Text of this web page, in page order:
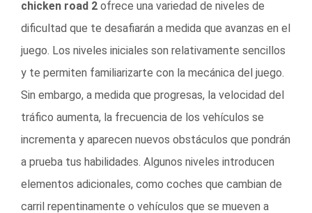
chicken road 2 ofrece una variedad de niveles de
dificultad que te desafiarán a medida que avanzas en el
juego. Los niveles iniciales son relativamente sencillos
y te permiten familiarizarte con la mecánica del juego.
Sin embargo, a medida que progresas, la velocidad del
tráfico aumenta, la frecuencia de los vehículos se
incrementa y aparecen nuevos obstáculos que pondrán
a prueba tus habilidades. Algunos niveles introducen
elementos adicionales, como coches que cambian de
carril repentinamente o vehículos que se mueven a